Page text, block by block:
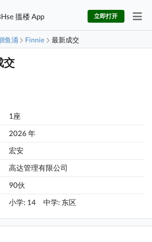
搵楼 App 立即打开
鱼涌 Finnie 最新成交
交
1座
2026 年
宏安
高达管理有限公司
90伙
小学: 14 中学: 东区